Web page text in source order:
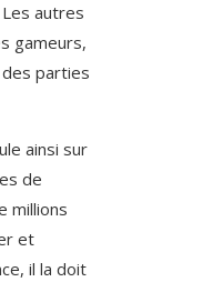
autres
gameurs,
parties
ainsi sur
de
millions
et
il la doit